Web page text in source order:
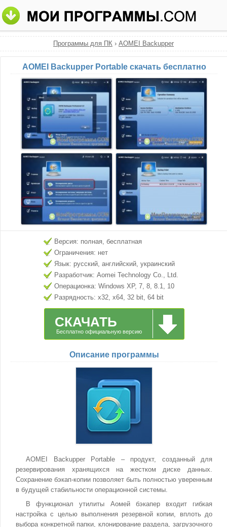
Программы для ПК › AOMEI Backupper
AOMEI Backupper Portable скачать бесплатно
Версия: полная, бесплатная
Ограничения: нет
Язык: русский, английский, украинский
Разработчик: Aomei Technology Co., Ltd.
Операционка: Windows XP, 7, 8, 8.1, 10
Разрядность: x32, x64, 32 bit, 64 bit
СКАЧАТЬ
Бесплатно официальную версию
Описание программы
AOMEI Backupper Portable – продукт, созданный для
резервирования хранящихся на жестком диске данных.
Сохранение бэкап-копии позволяет быть полностью уверенным
в будущей стабильности операционной системы.
В функционал утилиты Аомей бэкапер входит гибкая
настройка с целью выполнения резервной копии, вплоть до
выбора конкретной папки, клонирование раздела, загрузочного